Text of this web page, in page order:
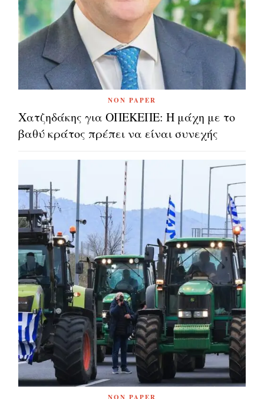
NON PAPER
Χατζηδάκης για ΟΠΕΚΕΠΕ: Η μάχη με το
βαθύ κράτος πρέπει να είναι συνεχής